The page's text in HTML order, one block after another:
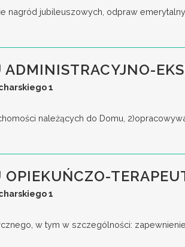
nagród jubileuszowych, odpraw
1
należących do Domu,
1
w tym w szczególności: